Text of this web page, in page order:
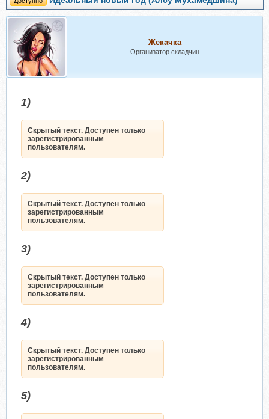
Жекачка
Организатор складчин
1)
Скрытый текст. Доступен только
зарегистрированным
пользователям.
2)
Скрытый текст. Доступен только
зарегистрированным
пользователям.
3)
Скрытый текст. Доступен только
зарегистрированным
пользователям.
4)
Скрытый текст. Доступен только
зарегистрированным
пользователям.
5)